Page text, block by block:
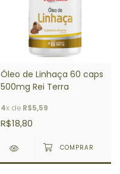
Óleo de Linhaça 60 caps
500mg Rei Terra
4x de R$5,59
R$18,80